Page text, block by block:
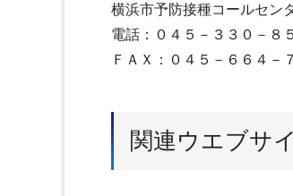
横浜市予防接種コールセン
電話：０４５－３３０－８
ＦＡＸ：０４５－６６４－
関連ウエブサ